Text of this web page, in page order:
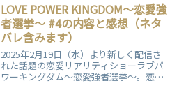
LOVE POWER KINGDOM〜恋愛強
者選挙〜 #4の内容と感想（ネタ
バレ含みます）
2025年2月19日（水）より新しく配信さ
れた話題の恋愛リアリティショーラブパ
ワーキングダム〜恋愛強者選挙〜。恋愛